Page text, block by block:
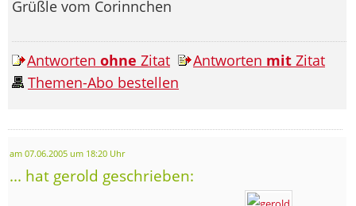
Grüßle vom Corinnchen
Antworten ohne Zitat Antworten mit Zitat
Themen-Abo bestellen
am 07.06.2005 um 18:20 Uhr
... hat gerold geschrieben: